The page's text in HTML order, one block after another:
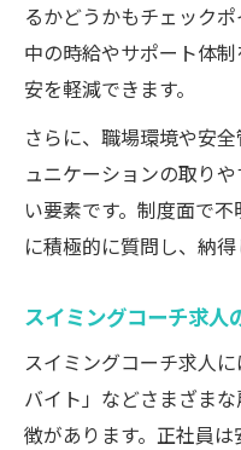
るかどうかもチェック
中の時給やサポート体
安を軽減できます。
さらに、職場環境や安
ュニケーションの取り
い要素です。制度面で
に積極的に質問し、納得
スイミングコーチ求人
スイミングコーチ求人
バイト」などさまざま
徴があります。正社員は